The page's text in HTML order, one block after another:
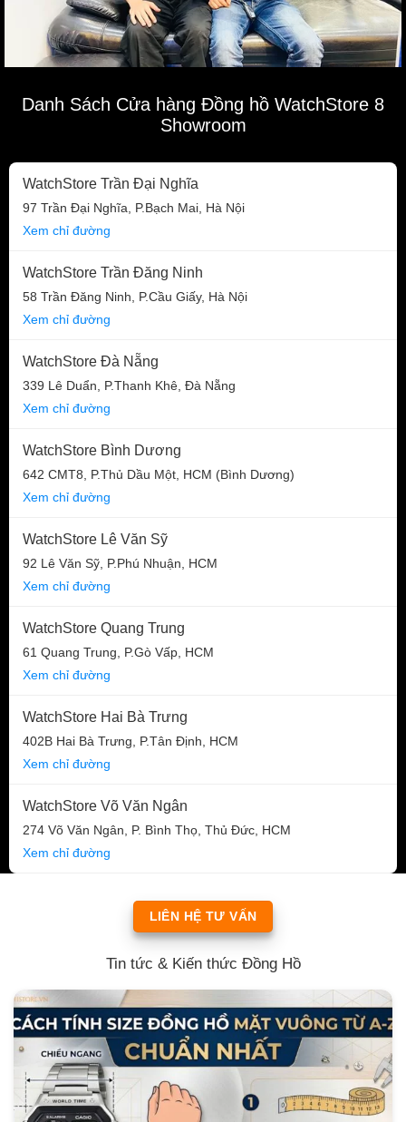
Danh Sách Cửa hàng Đồng hồ WatchStore 8
Showroom
WatchStore Trần Đại Nghĩa
97 Trần Đại Nghĩa, P.Bạch Mai, Hà Nội
Xem chỉ đường
WatchStore Trần Đăng Ninh
58 Trần Đăng Ninh, P.Cầu Giấy, Hà Nội
Xem chỉ đường
WatchStore Đà Nẵng
339 Lê Duẩn, P.Thanh Khê, Đà Nẵng
Xem chỉ đường
WatchStore Bình Dương
642 CMT8, P.Thủ Dầu Một, HCM (Bình Dương)
Xem chỉ đường
WatchStore Lê Văn Sỹ
92 Lê Văn Sỹ, P.Phú Nhuận, HCM
Xem chỉ đường
WatchStore Quang Trung
61 Quang Trung, P.Gò Vấp, HCM
Xem chỉ đường
WatchStore Hai Bà Trưng
402B Hai Bà Trưng, P.Tân Định, HCM
Xem chỉ đường
WatchStore Võ Văn Ngân
274 Võ Văn Ngân, P. Bình Thọ, Thủ Đức, HCM
Xem chỉ đường
LIÊN HỆ TƯ VẤN
Tin tức & Kiến thức Đồng Hồ